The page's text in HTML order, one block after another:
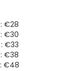
€28
€30
€33
€38
€48